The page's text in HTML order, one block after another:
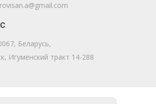
, Беларусь,
, Игуменский тракт 14-288